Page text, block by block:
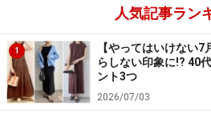
人気記事ラン
1
【やってはいけない
らしない印象に!? 40
ント3つ
2026/07/03